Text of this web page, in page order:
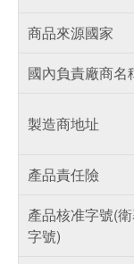
商品來源國家
國內負責廠商名
製造商地址
產品責任險
產品核准字號(
字號)